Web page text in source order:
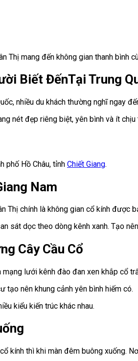
Thị mang đến không gian thanh bình
Biết ĐếnTại Trung
nhiều du khách thường nghĩ ngay
nét đẹp riêng biệt, yên bình và ít
phố Hồ Châu, tỉnh Chiết Giang.
Nam
Thị chính là không gian cổ kính được
sát dọc theo dòng kênh xanh. Tạo
Cây Cầu Cổ
lưới kênh đào đan xen khắp cổ
tạo nên khung cảnh yên bình hiếm có.
kiểu kiến trúc khác nhau.
kính thì khi màn đêm buông xuống.